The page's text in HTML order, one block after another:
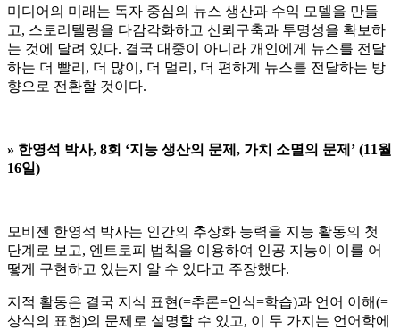
미디어의 미래는 독자 중심의 뉴스 생산과 수익 모델을 만들
고, 스토리텔링을 다감각화하고 신뢰구축과 투명성을 확보하
는 것에 달려 있다. 결국 대중이 아니라 개인에게 뉴스를 전달
하는 더 빨리, 더 많이, 더 멀리, 더 편하게 뉴스를 전달하는 방
향으로 전환할 것이다.
» 한영석 박사, 8회 ‘지능 생산의 문제, 가치 소멸의 문제’ (11월
16일)
모비젠 한영석 박사는 인간의 추상화 능력을 지능 활동의 첫
단계로 보고, 엔트로피 법칙을 이용하여 인공 지능이 이를 어
떻게 구현하고 있는지 알 수 있다고 주장했다.
지적 활동은 결국 지식 표현(=추론=인식=학습)과 언어 이해(=
상식의 표현)의 문제로 설명할 수 있고, 이 두 가지는 언어학에